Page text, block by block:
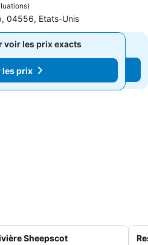
)
04556, Etats-Unis
voir les prix exacts
les prix
voir les prix exacts
les prix
Sheepscot